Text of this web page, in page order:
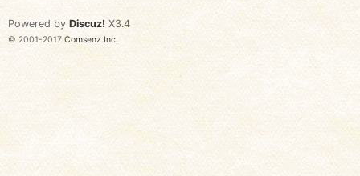
Powered by Discuz! X3.4
© 2001-2017 Comsenz Inc.